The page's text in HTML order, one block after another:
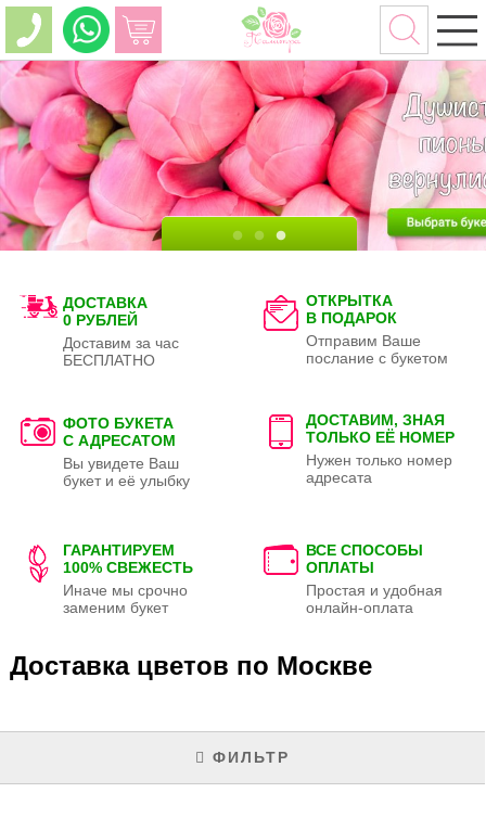
ДОСТАВКА
0 РУБЛЕЙ
Доставим за час
БЕСПЛАТНО
ОТКРЫТКА
В ПОДАРОК
Отправим Ваше
послание с букетом
ФОТО БУКЕТА
С АДРЕСАТОМ
Вы увидете Ваш
букет и её улыбку
ДОСТАВИМ, ЗНАЯ
ТОЛЬКО ЕЁ НОМЕР
Нужен только номер
адресата
ГАРАНТИРУЕМ
100% СВЕЖЕСТЬ
Иначе мы срочно
заменим букет
ВСЕ СПОСОБЫ
ОПЛАТЫ
Простая и удобная
онлайн-оплата
Доставка цветов по Москве
ФИЛЬТР